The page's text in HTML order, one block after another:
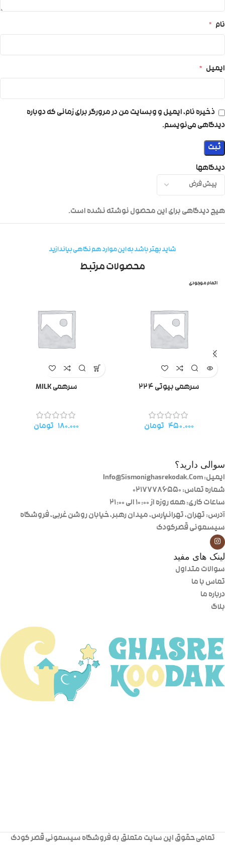
دیدگاهها
هیچ دیدگاهی برای این محصول نوشته نشده است.
نام *
ایمیل *
ذخیره نام، ایمیل و وبسایت من در مرورگر برای زمانی که دوباره
دیدگاهی می‌نویسم.
شاید بهتر باشد به این موارد هم نگاهی بیاندازید
محصولات مرتبط
اتمام موجودی
سرهمی بیوتی ۲۲۴
۴۵۰.۰۰۰ تومان
سرهمی MILK
۱۸۰.۰۰۰ تومان
سوالی دارید؟
ایمیل: Info@Sismonighasrekodak.Com
شماره تماس: 02177786550
ساعات کاری: همه روزه از ۱۰:۰۰ الی ۲۱:۰۰
آدرس: تهران، تهرانپارس، میدان رهبر، خیابان روشن غربی، فروشگاه
سیسمونی قصرکودک
لینک های مفید
سوالات متداول
تماس با ما
درباره ما
بلاگ
تمامی حقوق این سایت متعلق به فروشگاه سیسمونی قصر کودک